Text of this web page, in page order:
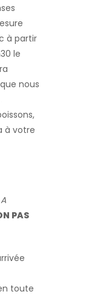
à partir
le
nous
à votre
PAS
toute